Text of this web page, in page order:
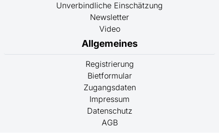
Unverbindliche Einschätzung
Newsletter
Video
Allgemeines
Registrierung
Bietformular
Zugangsdaten
Impressum
Datenschutz
AGB